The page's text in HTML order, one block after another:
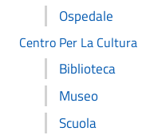
Ospedale
Centro Per La Cultura
Biblioteca
Museo
Scuola